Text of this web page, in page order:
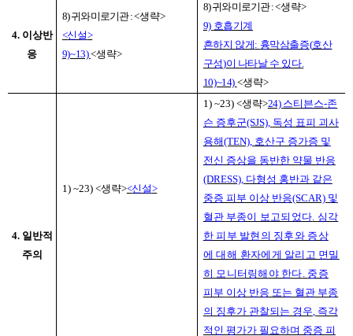
4. 이상반
응
8)귀와 미로기관:<생략>
<신설>
9)~13)<생략>
8)귀와 미로기관:<생략>
9) 호흡기계
흔하지 않게: 흉막삼출증(호산
구성)이 나타날 수 있다.
10)~14) <생략>
4. 일반적
주의
1) ~23) <생략><신설>
1) ~23) <생략>24) 스티븐스-존
슨 증후군(SJS), 독성 표피 괴사
용해(TEN), 호산구 증가증 및
전신 증상을 동반한 약물 반응
(DRESS), 다형성 홍반과 같은
중증 피부 이상 반응(SCAR) 및
혈관 부종이 보고되었다. 심각
한 피부 발현의 징후와 증상
에대해 환자에게 알리고 면밀
히 모니터링해야 한다. 중증
피부 이상 반응 또는 혈관 부종
의 징후가 관찰되는 경우, 즉각
적인 평가가 필요하며 중증 피